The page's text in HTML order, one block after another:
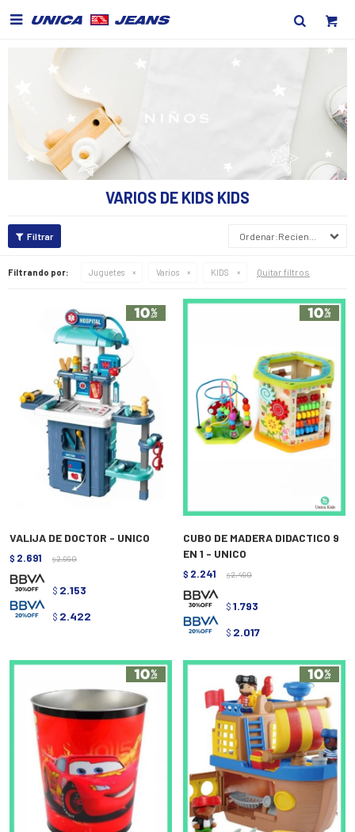

VARIOS DE KIDS KIDS
Recientes
Filtrando por: Juguetes Varios KIDS Quitar filtros
VALIJA DE DOCTOR - UNICO
$ 2.691 $ 2.990
$ 2.153
$ 2.422
CUBO DE MADERA DIDACTICO 9
EN 1 - UNICO
$ 2.241 $ 2.490
$ 1.793
$ 2.017